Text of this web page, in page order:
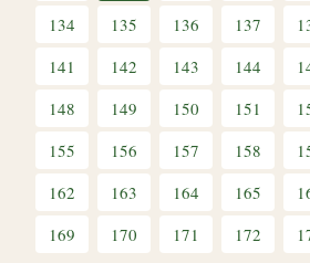
134
135 136 137
141
142 143 144
148
149 150 151
155
156 157 158
162
163 164 165
169
170 171 172